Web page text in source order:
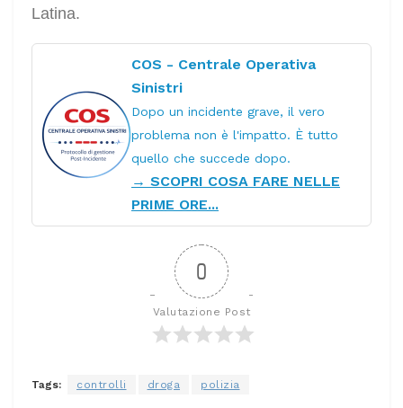
Latina.
COS - Centrale Operativa
Sinistri
Dopo un incidente grave, il vero
problema non è l'impatto. È tutto
quello che succede dopo.
→ SCOPRI COSA FARE NELLE
PRIME ORE...
0
Valutazione Post
Tags: controlli droga polizia